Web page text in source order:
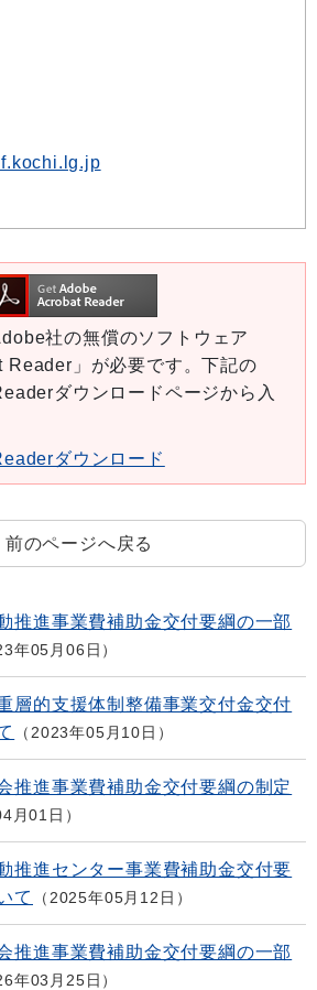
社の無償のソフトウェア
Reader」が必要です。下記の
ダウンロードページから入
ダウンロード
前のページへ戻る
推進事業費補助金交付要綱の一部
年05月06日
層的支援体制整備事業交付金交付
2023年05月10日
推進事業費補助金交付要綱の制定
月01日
推進センター事業費補助金交付要
て
2025年05月12日
推進事業費補助金交付要綱の一部
年03月25日